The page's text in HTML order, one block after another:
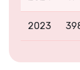
2023